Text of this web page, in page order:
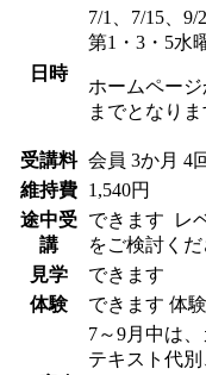
日時
7/1、7/15、9/
第1・3・5水
ホームペー
までとなりま
受講料 会員 3か月 4
維持費
1,540円
途中受
講
できます
レ
をご検討くだ
見学
できます
体験
できます 体
7～9月中は
テキスト代